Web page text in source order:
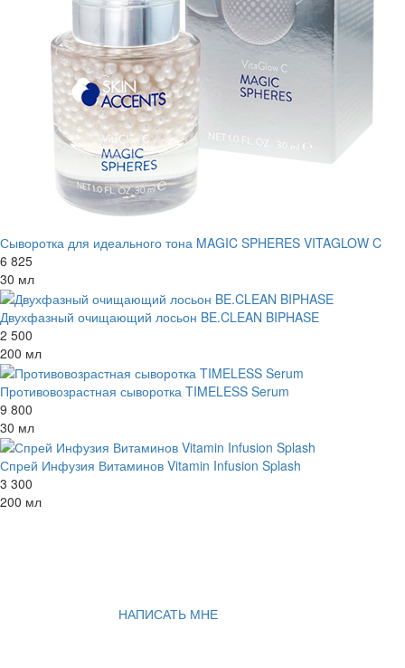
Сыворотка для идеального тона MAGIC SPHERES VITAGLOW C
6 825
30 мл
Двухфазный очищающий лосьон BE.CLEAN BIPHASE
2 500
200 мл
Противовозрастная сыворотка TIMELESS Serum
9 800
30 мл
Спрей Инфузия Витаминов Vitamin Infusion Splash
3 300
200 мл
НАПИСАТЬ МНЕ